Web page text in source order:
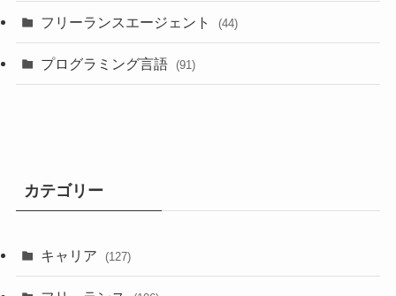
フリーランスエージェント (44)
プログラミング言語 (91)
カテゴリー
キャリア (127)